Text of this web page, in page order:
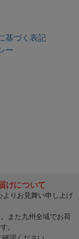
基づく表記
ー
は対象外